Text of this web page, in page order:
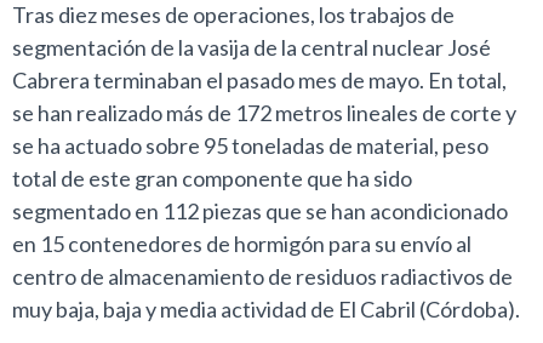
Tras diez meses de operaciones, los trabajos de
segmentación de la vasija de la central nuclear José
Cabrera terminaban el pasado mes de mayo. En total,
se han realizado más de 172 metros lineales de corte y
se ha actuado sobre 95 toneladas de material, peso
total de este gran componente que ha sido
segmentado en 112 piezas que se han acondicionado
en 15 contenedores de hormigón para su envío al
centro de almacenamiento de residuos radiactivos de
muy baja, baja y media actividad de El Cabril (Córdoba).